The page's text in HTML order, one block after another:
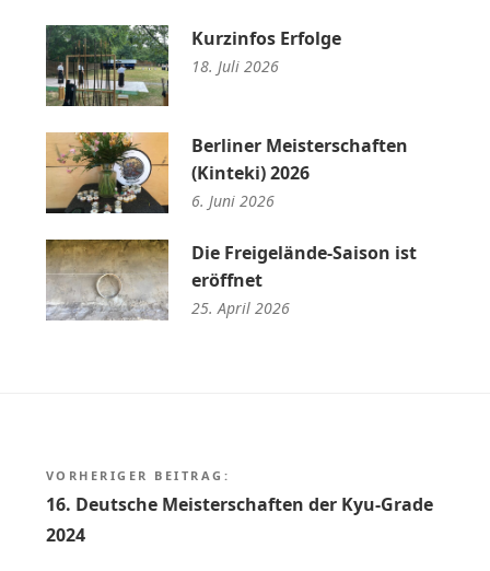
Kurzinfos Erfolge
18. Juli 2026
Berliner Meisterschaften
(Kinteki) 2026
6. Juni 2026
Die Freigelände-Saison ist
eröffnet
25. April 2026
Beitragsnavigation
VORHERIGER BEITRAG:
16. Deutsche Meisterschaften der Kyu-Grade
2024